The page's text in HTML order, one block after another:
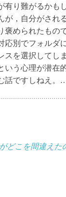
有り難がるかも
が，自分がされ
褒められたもの
応別でフォルダ
スを選択してし
いう心理が潜在
話ですしねえ。
どこを間違えた